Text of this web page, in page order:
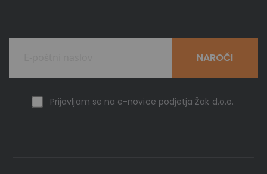
Prijavljam se na e-novice podjetja Žak d.o.o.
NAROČI